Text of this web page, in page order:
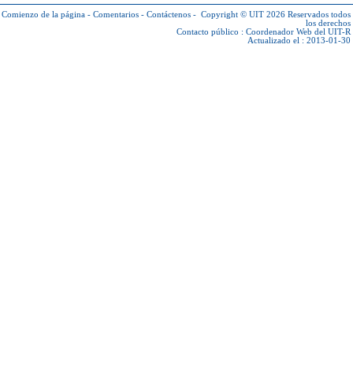
Comienzo de la página - Comentarios - Contáctenos - Copyright © UIT 2026 Reservados todos
los derechos
Contacto público : Coordenador Web del UIT-R
Actualizado el : 2013-01-30